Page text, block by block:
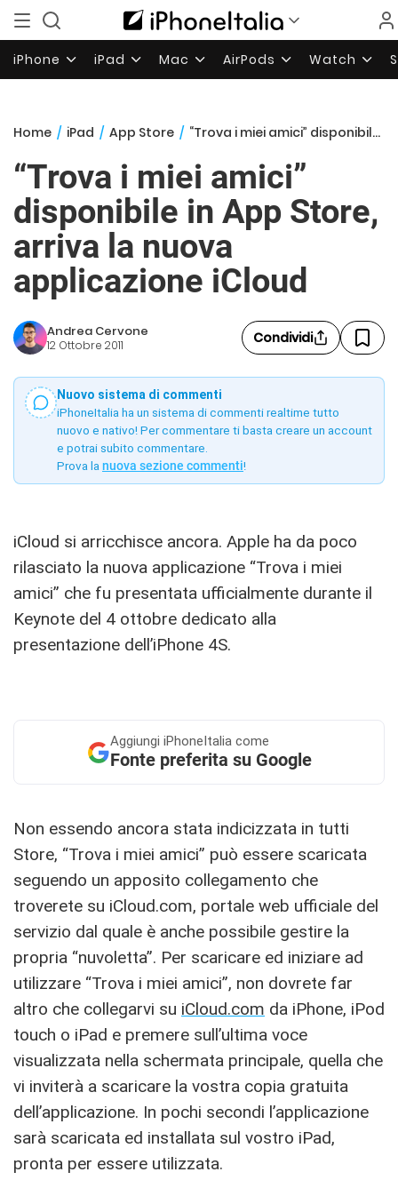
iPhone iPad Mac AirPods Watch
Home / iPad / App Store / “Trova i miei amici” disponibile in App Store, arriva la nuova applicazione iCloud
“Trova i miei amici”
disponibile in App Store,
arriva la nuova
applicazione iCloud
Andrea Cervone
12 Ottobre 2011 Condividi
Nuovo sistema di commenti
iPhoneItalia ha un sistema di commenti realtime tutto
nuovo e nativo! Per commentare ti basta creare un account
e potrai subito commentare.
Prova la nuova sezione commenti!
iCloud si arricchisce ancora. Apple ha da poco
rilasciato la nuova applicazione “Trova i miei
amici” che fu presentata ufficialmente durante il
Keynote del 4 ottobre dedicato alla
presentazione dell’iPhone 4S.
Aggiungi iPhoneItalia come
Fonte preferita su Google
Non essendo ancora stata indicizzata in tutti
Store, “Trova i miei amici” può essere scaricata
seguendo un apposito collegamento che
troverete su iCloud.com, portale web ufficiale del
servizio dal quale è anche possibile gestire la
propria “nuvoletta”. Per scaricare ed iniziare ad
utilizzare “Trova i miei amici”, non dovrete far
altro che collegarvi su iCloud.com da iPhone, iPod
touch o iPad e premere sull’ultima voce
visualizzata nella schermata principale, quella che
vi inviterà a scaricare la vostra copia gratuita
dell’applicazione. In pochi secondi l’applicazione
sarà scaricata ed installata sul vostro iPad,
pronta per essere utilizzata.